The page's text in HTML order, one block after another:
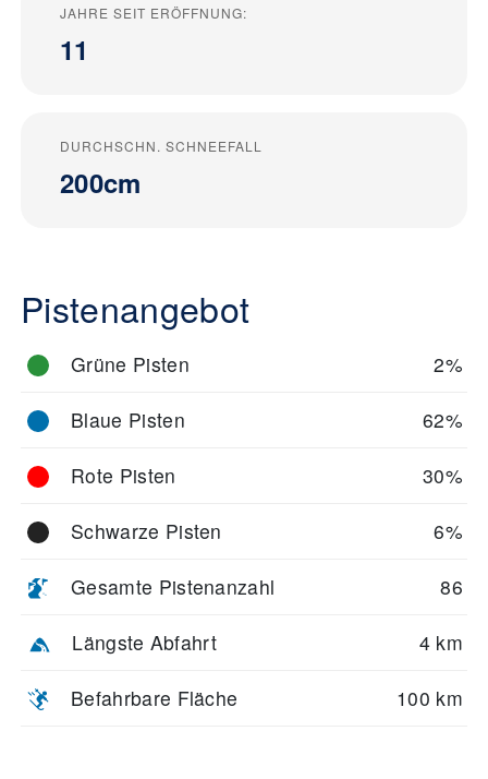
JAHRE SEIT ERÖFFNUNG:
11
DURCHSCHN. SCHNEEFALL
200cm
Pistenangebot
Grüne Pisten 2%
Blaue Pisten 62%
Rote Pisten 30%
Schwarze Pisten 6%
Gesamte Pistenanzahl 86
Längste Abfahrt 4 km
Befahrbare Fläche 100 km